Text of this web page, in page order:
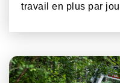
travail en plus par